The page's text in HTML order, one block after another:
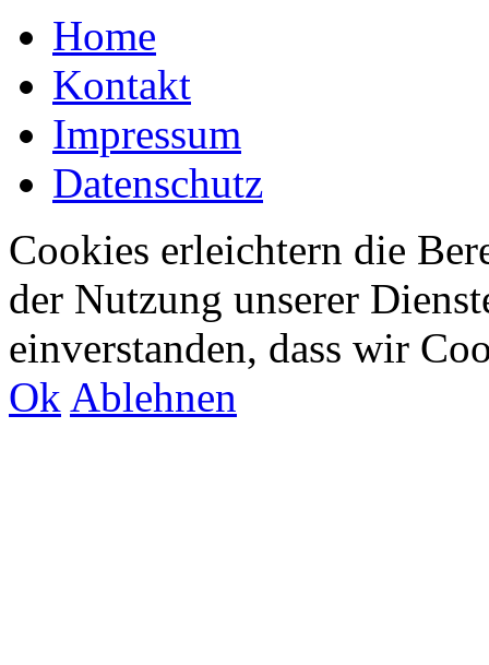
Home
Kontakt
Impressum
Datenschutz
Cookies erleichtern die
der Nutzung unserer
einverstanden, dass wir
Ok Ablehnen